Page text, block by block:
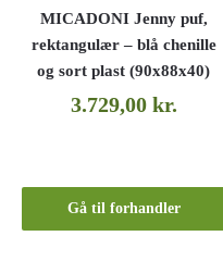
MICADONI Jenny puf,
rektangulær – blå chenille
og sort plast (90x88x40)
3.729,00 kr.
Gå til forhandler